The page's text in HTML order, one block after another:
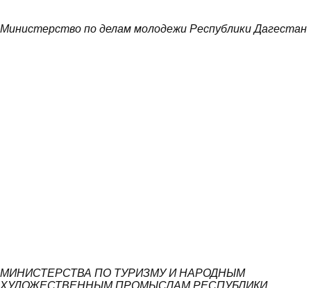
Министерство по делам молодежи Республики Дагестан
МИНИСТЕРСТВА ПО ТУРИЗМУ И НАРОДНЫМ
ХУДОЖЕСТВЕННЫМ ПРОМЫСЛАМ РЕСПУБЛИКИ